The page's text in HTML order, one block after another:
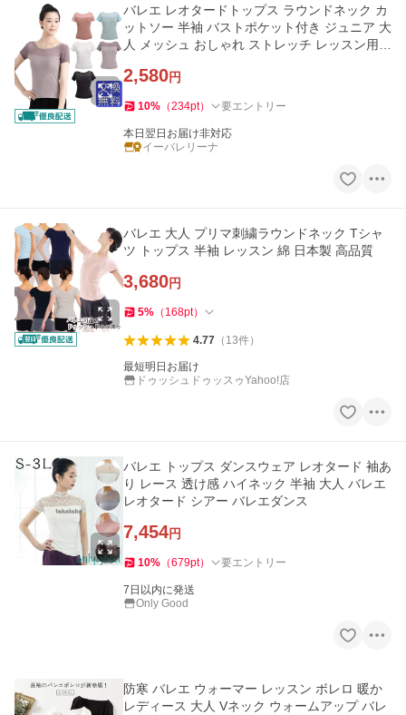
バレエ レオタードトップス ラウンドネック カ
ットソー 半袖 バストポケット付き ジュニア 大
人 メッシュ おしゃれ ストレッチ レッスン用
2,580円
10% （234pt） 要エントリー
本日翌日お届け非対応
イーバレリーナ
バレエ 大人 プリマ刺繍ラウンドネック Tシャ
ツ トップス 半袖 レッスン 綿 日本製 高品質
3,680円
5% （ 168pt）
4.77（ 13件）
最短明日お届け
ドゥッシュドゥッスゥYahoo!店
バレエ トップス ダンスウェア レオタード 袖あ
り レース 透け感 ハイネック 半袖 大人 バレエ
レオタード シアー バレエダンス
7,454円
10% （679pt） 要エントリー
7日以内に発送
Only Good
防寒 バレエ ウォーマー レッスン ボレロ 暖か
レディース 大人 Vネック ウォームアップ バレ